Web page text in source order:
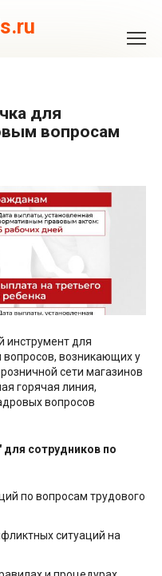
вопросам
инструмент для
возникающих у
сети магазинов
горячая линия,
вопросов
для сотрудников по
по вопросам трудового
ситуаций на